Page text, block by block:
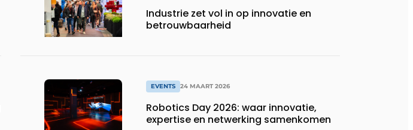
Industrie zet vol in op innovatie en
betrouwbaarheid
EVENTS 24 MAART 2026
Robotics Day 2026: waar innovatie,
expertise en netwerking samenkomen